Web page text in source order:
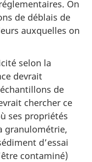
On
de déblais de
auxquelles on
selon la
devrait
de
chercher ce
ses propriétés
granulométrie,
d’essai
contaminé)